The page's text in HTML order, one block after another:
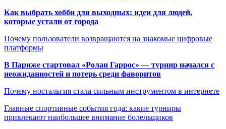
Как выбрать хобби для выходных: идеи для людей,
которые устали от города
Почему пользователи возвращаются на знакомые цифровые
платформы
В Париже стартовал «Ролан Гаррос» — турнир начался с
неожиданностей и потерь среди фаворитов
Почему ностальгия стала сильным инструментом в интернете
Главные спортивные события года: какие турниры
привлекают наибольшее внимание болельщиков